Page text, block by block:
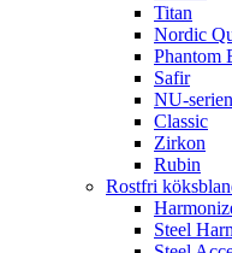
Titan
Nordic
Phantom
Safir
NU-serien
Classic
Zirkon
Rubin
Rostfri
Steel